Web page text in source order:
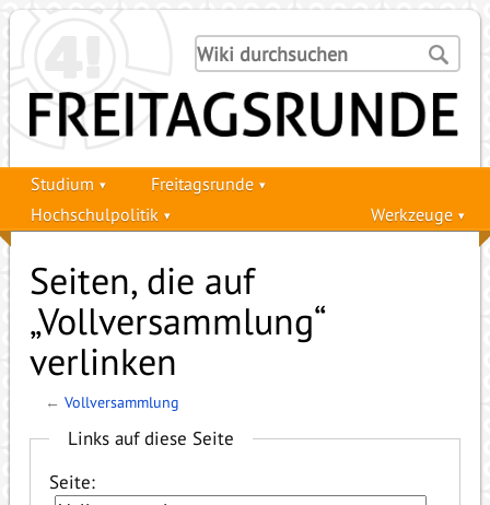
Studium
Freitagsrunde
Hochschulpolitik
Werkzeuge
Seiten, die auf
„Vollversammlung“
verlinken
←Vollversammlung
Links auf diese Seite
Seite: